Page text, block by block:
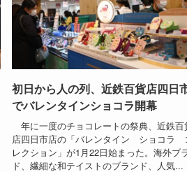
初日から人の列、近鉄百貨店四日
でバレンタインショコラ開幕
年に一度のチョコレートの祭典、近鉄百
店四日市店の「バレンタイン ショコラ
レクション」が1月22日始まった。海外ブ
ド、繊細な和テイストのブランド、人気...